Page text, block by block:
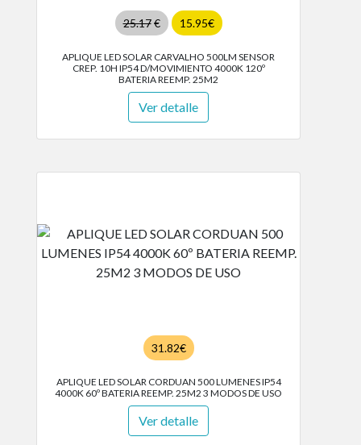
25.17€ 15.95€
APLIQUE LED SOLAR CARVALHO 500LM SENSOR
CREP. 10H IP54 D/MOVIMIENTO 4000K 120º
BATERIA REEMP. 25M2
Ver detalle
31.82€
APLIQUE LED SOLAR CORDUAN 500 LUMENES IP54
4000K 60º BATERIA REEMP. 25M2 3 MODOS DE USO
Ver detalle